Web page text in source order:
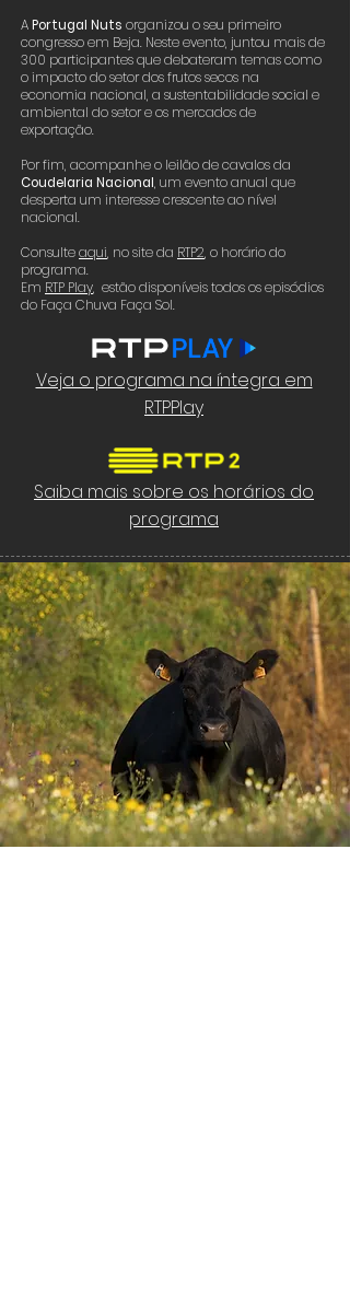
APortugal Nuts organizou o seu primeiro
congresso em Beja. Neste evento, juntou mais de
300 participantes que debateram temas como
o impacto do setor dos frutos secos na
economia nacional, a sustentabilidade social e
ambiental do setor e os mercados de
exportação.
Por fim, acompanhe o leilão de cavalos da
Coudelaria Nacional, um evento anual que
desperta um interesse crescente ao nível
nacional.
Consulteaqui, no site da RTP2, o horário do
programa.
Em RTP Play, estão disponíveis todos os episódios
do Faça Chuva Faça Sol.
Veja o programa na íntegra em
RTPPlay
Saiba mais sobre os horários do
programa